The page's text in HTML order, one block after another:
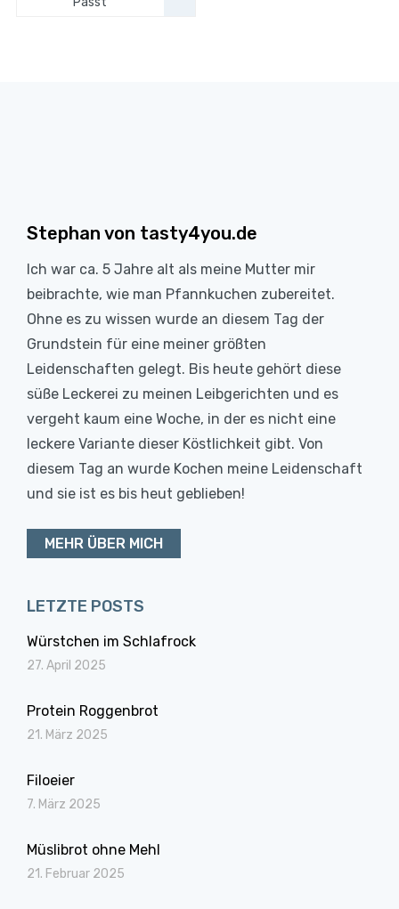
Stephan von tasty4you.de
Ich war ca. 5 Jahre alt als meine Mutter mir
beibrachte, wie man Pfannkuchen zubereitet.
Ohne es zu wissen wurde an diesem Tag der
Grundstein für eine meiner größten
Leidenschaften gelegt. Bis heute gehört diese
süße Leckerei zu meinen Leibgerichten und es
vergeht kaum eine Woche, in der es nicht eine
leckere Variante dieser Köstlichkeit gibt. Von
diesem Tag an wurde Kochen meine Leidenschaft
und sie ist es bis heut geblieben!
MEHR ÜBER MICH
LETZTE POSTS
Würstchen im Schlafrock
27. April 2025
Protein Roggenbrot
21. März 2025
Filoeier
7. März 2025
Müslibrot ohne Mehl
21. Februar 2025